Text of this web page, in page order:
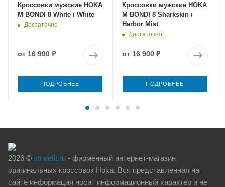
Кроссовки мужские HOKA
M BONDI 8 White / White
Достаточно
от 16 900 ₽
ПОДРОБНЕЕ
Кроссовки мужские HOKA
M BONDI 8 Sharkskin /
Harbor Mist
Достаточно
от 16 900 ₽
ПОДРОБНЕЕ
2026 © stridefit.ru - фирменный интернет-магазин
оригинальных кроссовок Hoka. Вся представленная на
сайте информация носит информационный характер и не